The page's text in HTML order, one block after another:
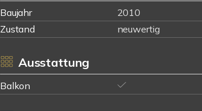
Baujahr 2010
Zustand
neuwertig
Ausstattung
Balkon